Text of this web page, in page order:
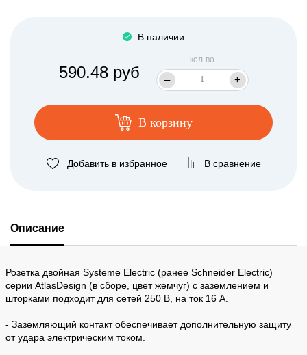
В наличии
590.48 руб
кол-во
– +
В корзину
Добавить в избранное В сравнение
Описание
Розетка двойная Systeme Electric (ранее Schneider Electric)
серии AtlasDesign (в сборе, цвет жемчуг) с заземлением и
шторками подходит для сетей 250 В, на ток 16 А.
- Заземляющий контакт обеспечивает дополнительную защиту
от удара электрическим током.